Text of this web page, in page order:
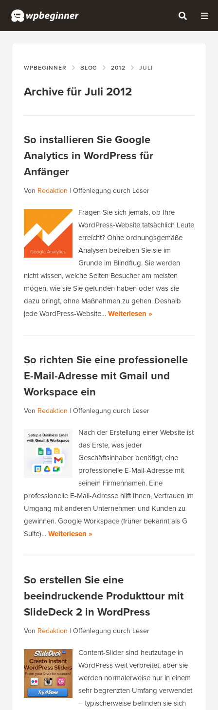
WPBEGINNER BLOG 2012 JULI
Archive für Juli 2012
So installieren Sie Google
Analytics in WordPress für
Anfänger
Von Redaktion | Offenlegung durch Leser
Fragen Sie sich jemals, ob Ihre
WordPress-Website tatsächlich Leute
erreicht? Ohne ordnungsgemäße
Analysen betreiben Sie sie im
Grunde im Blindflug. Sie werden
nicht wissen, welche Seiten Besucher am meisten
mögen, wie sie Sie gefunden haben oder was sie
dazu bringt, ohne Maßnahmen zu gehen. Deshalb
jede WordPress-Website…Weiterlesen »
So richten Sie eine professionelle
E-Mail-Adresse mit Gmail und
Workspace ein
Von Redaktion | Offenlegung durch Leser
Nach der Erstellung einer Website ist
das Erste, was jeder
Geschäftsinhaber benötigt, eine
professionelle E-Mail-Adresse mit
seinem Firmennamen. Eine
professionelle E-Mail-Adresse hilft Ihnen, Vertrauen im
Umgang mit anderen Unternehmen und Kunden zu
gewinnen. Google Workspace (früher bekannt als G
Suite)…Weiterlesen »
So erstellen Sie eine
beeindruckende Produkttour mit
SlideDeck 2 in WordPress
Von Redaktion | Offenlegung durch Leser
Content-Slider sind heutzutage in
WordPress weit verbreitet, aber sie
werden normalerweise nur in einem
sehr begrenzten Umfang verwendet
– typischerweise befinden sie sich